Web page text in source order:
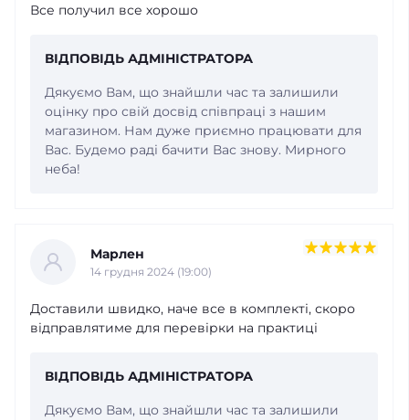
Все получил все хорошо
ВІДПОВІДЬ АДМІНІСТРАТОРА
Дякуємо Вам, що знайшли час та залишили
оцінку про свій досвід співпраці з нашим
магазином. Нам дуже приємно працювати для
Вас. Будемо раді бачити Вас знову. Мирного
неба!
Марлен
14 грудня 2024 (19:00)
Доставили швидко, наче все в комплекті, скоро
відправлятиме для перевірки на практиці
ВІДПОВІДЬ АДМІНІСТРАТОРА
Дякуємо Вам, що знайшли час та залишили